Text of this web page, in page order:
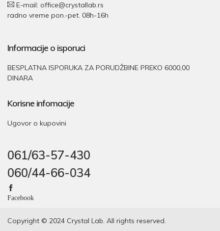
E-mail: office@crystallab.rs
radno vreme pon.-pet. 08h-16h
Informacije o isporuci
BESPLATNA ISPORUKA ZA PORUDŽBINE PREKO 6000,00
DINARA
Korisne infomacije
Ugovor o kupovini
061/63-57-430
060/44-66-034
Facebook
Copyright © 2024 Crystal Lab. All rights reserved.